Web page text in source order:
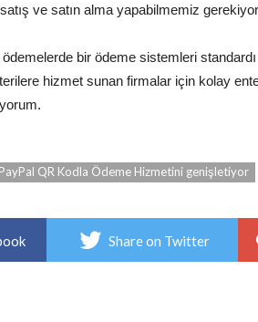
ve satın alma yapabilmemiz
bir ödeme sistemleri
hizmet sunan firmalar için kolay
PayPal QR Kodla Ödeme Hizmetini genişletiyor
Share on Twitter